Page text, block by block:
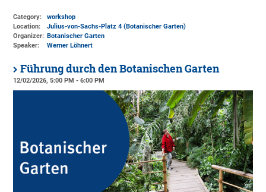
Category:
workshop
Location:
Julius-von-Sachs-Platz 4 (Botanischer Garten)
Organizer: Botanischer Garten
Speaker:
Werner Löhnert
Führung durch den Botanischen Garten
12/02/2026, 5:00 PM - 6:00 PM